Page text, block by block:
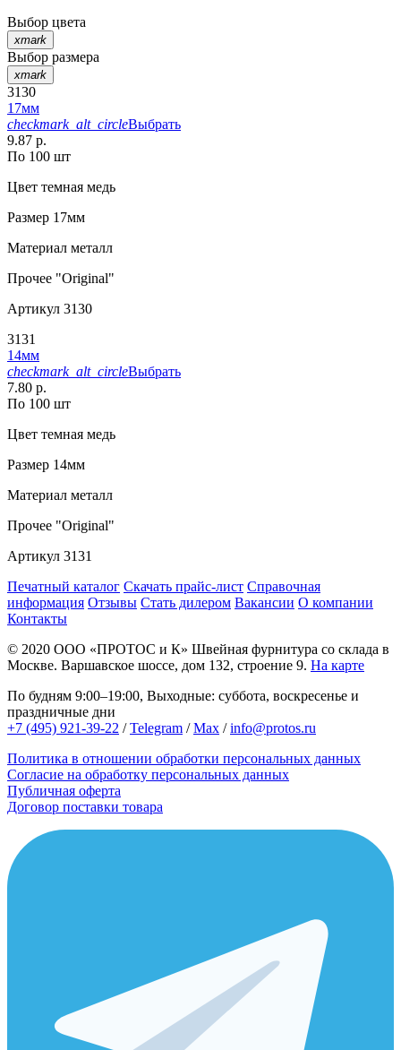
Выбор цвета
xmark
Выбор размера
xmark
3130
17мм
checkmark_alt_circleВыбрать
9.87 р.
По 100 шт
Цвет темная медь
Размер 17мм
Материал металл
Прочее "Original"
Артикул 3130
3131
14мм
checkmark_alt_circleВыбрать
7.80 р.
По 100 шт
Цвет темная медь
Размер 14мм
Материал металл
Прочее "Original"
Артикул 3131
Печатный каталог Скачать прайс-лист Справочная
информация Отзывы Стать дилером Вакансии О компании
Контакты
© 2020 ООО «ПРОТОС и К» Швейная фурнитура со склада в
Москве. Варшавское шоссе, дом 132, строение 9. На карте
По будням 9:00–19:00, Выходные: суббота, воскресенье и
праздничные дни
+7 (495) 921-39-22 /Telegram /Max /info@protos.ru
Политика в отношении обработки персональных данных
Согласие на обработку персональных данных
Публичная оферта
Договор поставки товара